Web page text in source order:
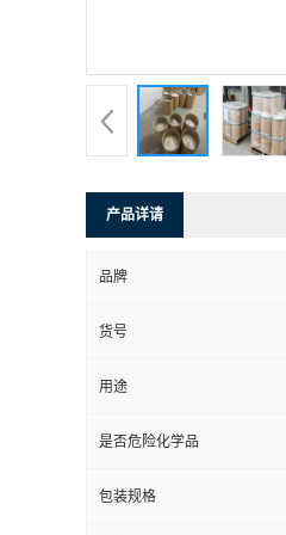
产品详请
品牌
货号
用途
是否危险化学品
包装规格